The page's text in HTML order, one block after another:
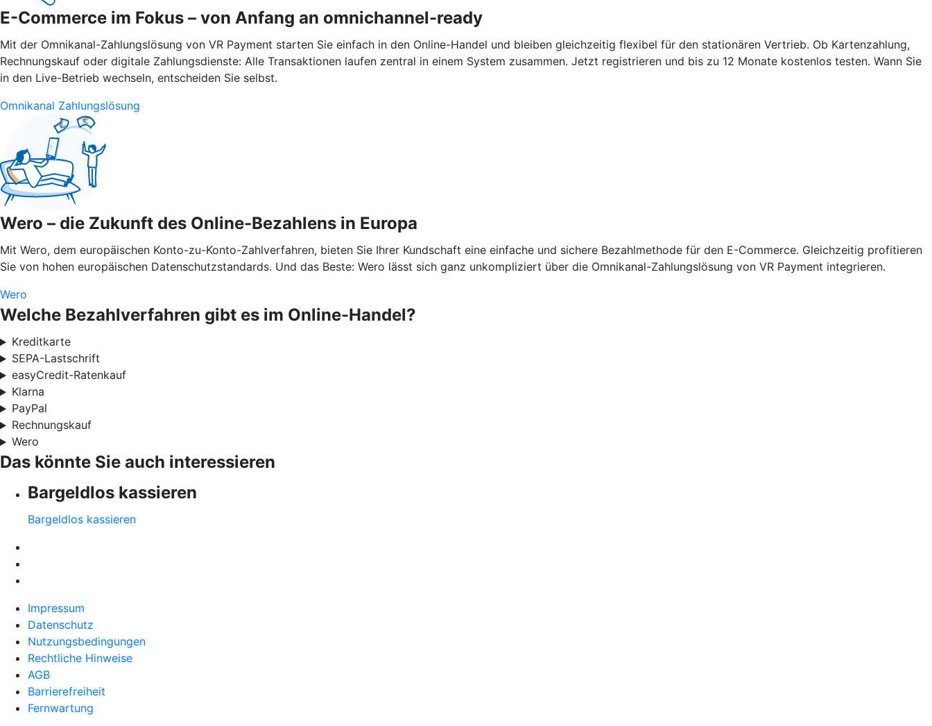
E-Commerce im Fokus – von Anfang an omnichannel-ready
Mit der Omnikanal-Zahlungslösung von VR Payment starten Sie einfach in den Online-Handel und bleiben gleichzeitig flexibel für den stationären Vertrieb. Ob Kartenzahlung,
Rechnungskauf oder digitale Zahlungsdienste: Alle Transaktionen laufen zentral in einem System zusammen. Jetzt registrieren und bis zu 12 Monate kostenlos testen. Wann Sie
in den Live-Betrieb wechseln, entscheiden Sie selbst.
Omnikanal Zahlungslösung
Wero – die Zukunft des Online-Bezahlens in Europa
Mit Wero, dem europäischen Konto-zu-Konto-Zahlverfahren, bieten Sie Ihrer Kundschaft eine einfache und sichere Bezahlmethode für den E-Commerce. Gleichzeitig profitieren
Sie von hohen europäischen Datenschutzstandards. Und das Beste: Wero lässt sich ganz unkompliziert über die Omnikanal-Zahlungslösung von VR Payment integrieren.
Wero
Welche Bezahlverfahren gibt es im Online-Handel?
Kreditkarte
SEPA-Lastschrift
easyCredit-Ratenkauf
Klarna
PayPal
Rechnungskauf
Wero
Das könnte Sie auch interessieren
Bargeldlos kassieren
Bargeldlos kassieren
Impressum
Datenschutz
Nutzungsbedingungen
Rechtliche Hinweise
AGB
Barrierefreiheit
Fernwartung